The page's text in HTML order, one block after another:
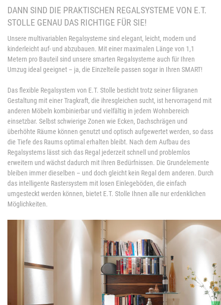
DANN SIND DIE PRAKTISCHEN REGALSYSTEME VON E.T.
STOLLE GENAU DAS RICHTIGE FÜR SIE!
Unsere multivariablen Regalsysteme sind elegant, leicht, modern und
kinderleicht auf- und abzubauen. Mit einer maximalen Länge von 1,1
Metern pro Bauteil sind unsere smarten Regalsysteme auch für Ihren
Umzug ideal geeignet – ja, die Einzelteile passen sogar in Ihren SMART!
Das flexible Regalsystem von E.T. Stolle besticht trotz seiner filigranen
Gestaltung mit einer Tragkraft, die ihresgleichen sucht, ist hervorragend mit
anderen Möbeln kombinierbar und vielfältig in jedem Wohnbereich
einsetzbar. Selbst schwierige Zonen wie Ecken, Dachschrägen und
überhöhte Räume können genutzt und optisch aufgewertet werden, so dass
die Tiefe des Raums optimal erhalten bleibt. Nach dem Aufbau des
Regalsystems lässt sich das Regal jederzeit schnell und problemlos
erweitern und wächst dadurch mit Ihren Bedürfnissen. Die Grundelemente
bleiben immer dieselben – und doch gleicht kein Regal dem anderen. Durch
das intelligente Rastersystem mit losen Einlegeböden, die einfach
umgesteckt werden können, bietet E.T. Stolle Ihnen alle nur erdenklichen
Möglichkeiten.